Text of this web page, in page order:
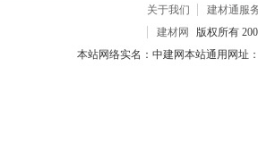
关于我们 建材通服
建材网
版权所有
本站网络实名：中建网本站通用网址：